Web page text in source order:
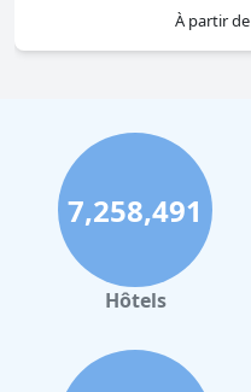
À partir de
7,258,491
Hôtels